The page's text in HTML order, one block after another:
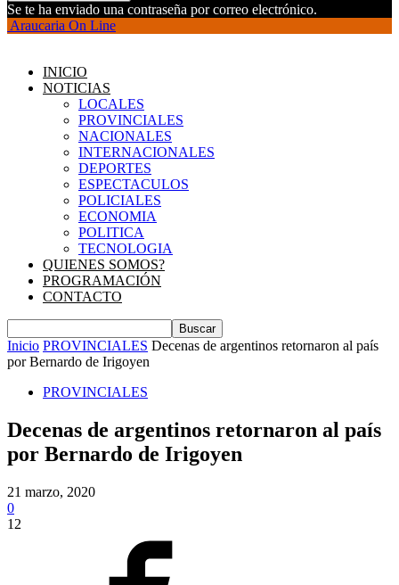
Se te ha enviado una contraseña por correo electrónico.
Araucaria On Line
INICIO
NOTICIAS
LOCALES
PROVINCIALES
NACIONALES
INTERNACIONALES
DEPORTES
ESPECTACULOS
POLICIALES
ECONOMIA
POLITICA
TECNOLOGIA
QUIENES SOMOS?
PROGRAMACIÓN
CONTACTO
Inicio PROVINCIALES Decenas de argentinos retornaron al país
por Bernardo de Irigoyen
PROVINCIALES
Decenas de argentinos retornaron al país
por Bernardo de Irigoyen
21 marzo, 2020
0
12